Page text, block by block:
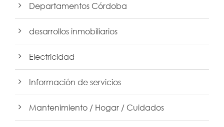
Departamentos Córdoba
desarrollos inmobiliarios
Electricidad
Información de servicios
Mantenimiento / Hogar / Cuidados